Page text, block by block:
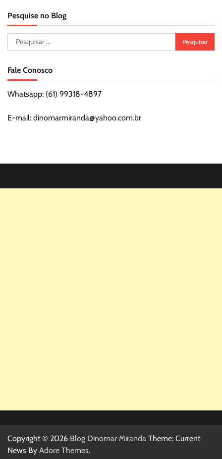
Pesquise no Blog
Pesquisar
por:
Fale Conosco
Whatsapp: (61) 99318-4897
E-mail: dinomarmiranda@yahoo.com.br
Copyright © 2026 Blog Dinomar Miranda Theme: Current
News By Adore Themes.